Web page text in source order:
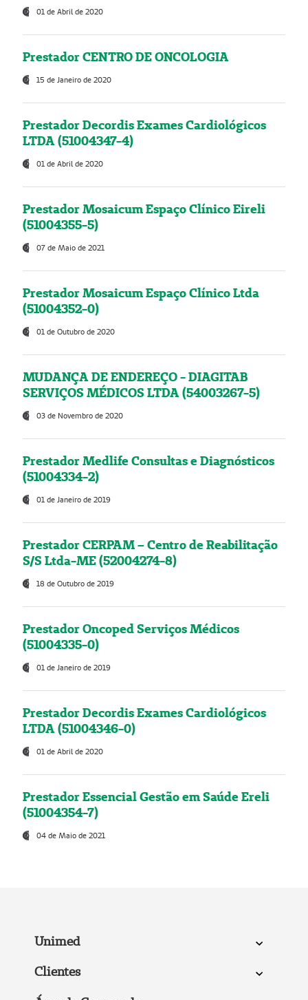
01 de Abril de 2020
Prestador CENTRO DE ONCOLOGIA
15 de Janeiro de 2020
Prestador Decordis Exames Cardiológicos
LTDA (51004347-4)
01 de Abril de 2020
Prestador Mosaicum Espaço Clínico Eireli
(51004355-5)
07 de Maio de 2021
Prestador Mosaicum Espaço Clínico Ltda
(51004352-0)
01 de Outubro de 2020
MUDANÇA DE ENDEREÇO - DIAGITAB
SERVIÇOS MÉDICOS LTDA (54003267-5)
03 de Novembro de 2020
Prestador Medlife Consultas e Diagnósticos
(51004334-2)
01 de Janeiro de 2019
Prestador CERPAM – Centro de Reabilitação
S/S Ltda-ME (52004274-8)
18 de Outubro de 2019
Prestador Oncoped Serviços Médicos
(51004335-0)
01 de Janeiro de 2019
Prestador Decordis Exames Cardiológicos
LTDA (51004346-0)
01 de Abril de 2020
Prestador Essencial Gestão em Saúde Ereli
(51004354-7)
04 de Maio de 2021
Unimed
Clientes